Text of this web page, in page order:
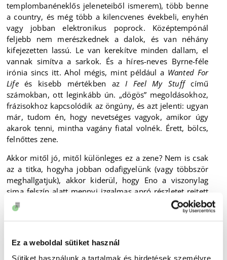
Ez a weboldal sütiket használ
Sütiket használunk a tartalmak és hirdetések személyre
templombanéneklős jeleneteiből ismerem), több benne
a country, és még több a kilencvenes évekbeli, enyhén
vagy jobban elektronikus poprock. Középtempónál
feljebb nem merészkednek a dalok, és van néhány
kifejezetten lassú. Le van kerekítve minden dallam, el
vannak simítva a sarkok. És a híres-neves Byrne-féle
irónia sincs itt. Ahol mégis, mint például a Wanted For
Lifeés kisebb mértékben azI Feel My Stuffcímű
számokban, ott leginkább ún. „dögös” megoldásokhoz,
frázisokhoz kapcsolódik az öngúny, és azt jelenti: ugyan
már, tudom én, hogy nevetséges vagyok, amikor úgy
akarok tenni, mintha vagány fiatal volnék. Érett, bölcs,
felnőttes zene.
Akkor mitől jó, mitől különleges ez a zene? Nem is csak
az a titka, hogyha jobban odafigyelünk (vagy többször
meghallgatjuk), akkor kiderül, hogy Eno a viszonylag
sima felszín alatt mennyi izgalmas apró részletet rejtett
el. Nem szeretném lelőni a poénokat, a néha kifejezetten
eldugott részletek felfedezésének örömét elvenni – és
Home, és arról szól, hogy a lírai én otthont keres. A téma
különféle változatokban többször is előkerül, hogy aztán